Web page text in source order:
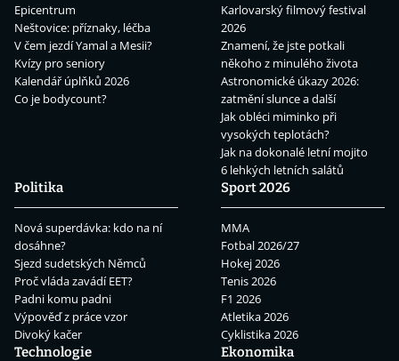
Epicentrum
Neštovice: příznaky, léčba
V čem jezdí Yamal a Mesii?
Kvízy pro seniory
Kalendář úplňků 2026
Co je bodycount?
Karlovarský filmový festival
2026
Znamení, že jste potkali
někoho z minulého života
Astronomické úkazy 2026:
zatmění slunce a další
Jak obléci miminko při
vysokých teplotách?
Jak na dokonalé letní mojito
6 lehkých letních salátů
Politika
Nová superdávka: kdo na ní
dosáhne?
Sjezd sudetských Němců
Proč vláda zavádí EET?
Padni komu padni
Výpověď z práce vzor
Divoký kačer
Sport 2026
MMA
Fotbal 2026/27
Hokej 2026
Tenis 2026
F1 2026
Atletika 2026
Cyklistika 2026
Technologie
Ekonomika